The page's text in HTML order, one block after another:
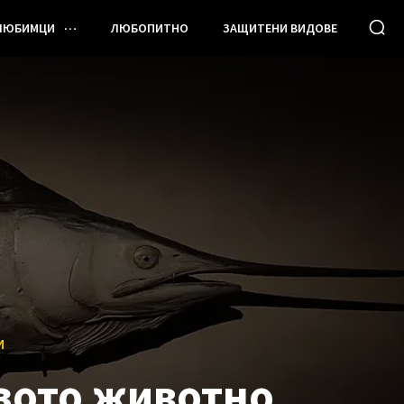
ЛЮБОПИТНО ЗАЩИТЕНИ ВИДОВЕ